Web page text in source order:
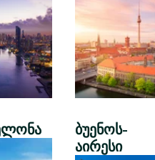
ბუენოს-
აირესი